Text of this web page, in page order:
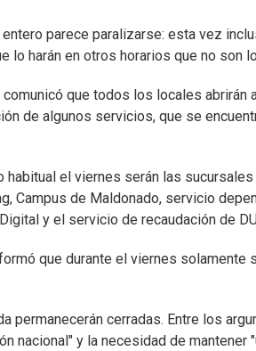
parece paralizarse: esta vez
lo harán en otros horarios que no son
que todos los locales abrirán
de algunos servicios, que se
el viernes serán las sucursales
Campus de Maldonado, servicio
y el servicio de recaudación de
que durante el viernes solamente
permanecerán cerradas. Entre los
nacional" y la necesidad de mantener